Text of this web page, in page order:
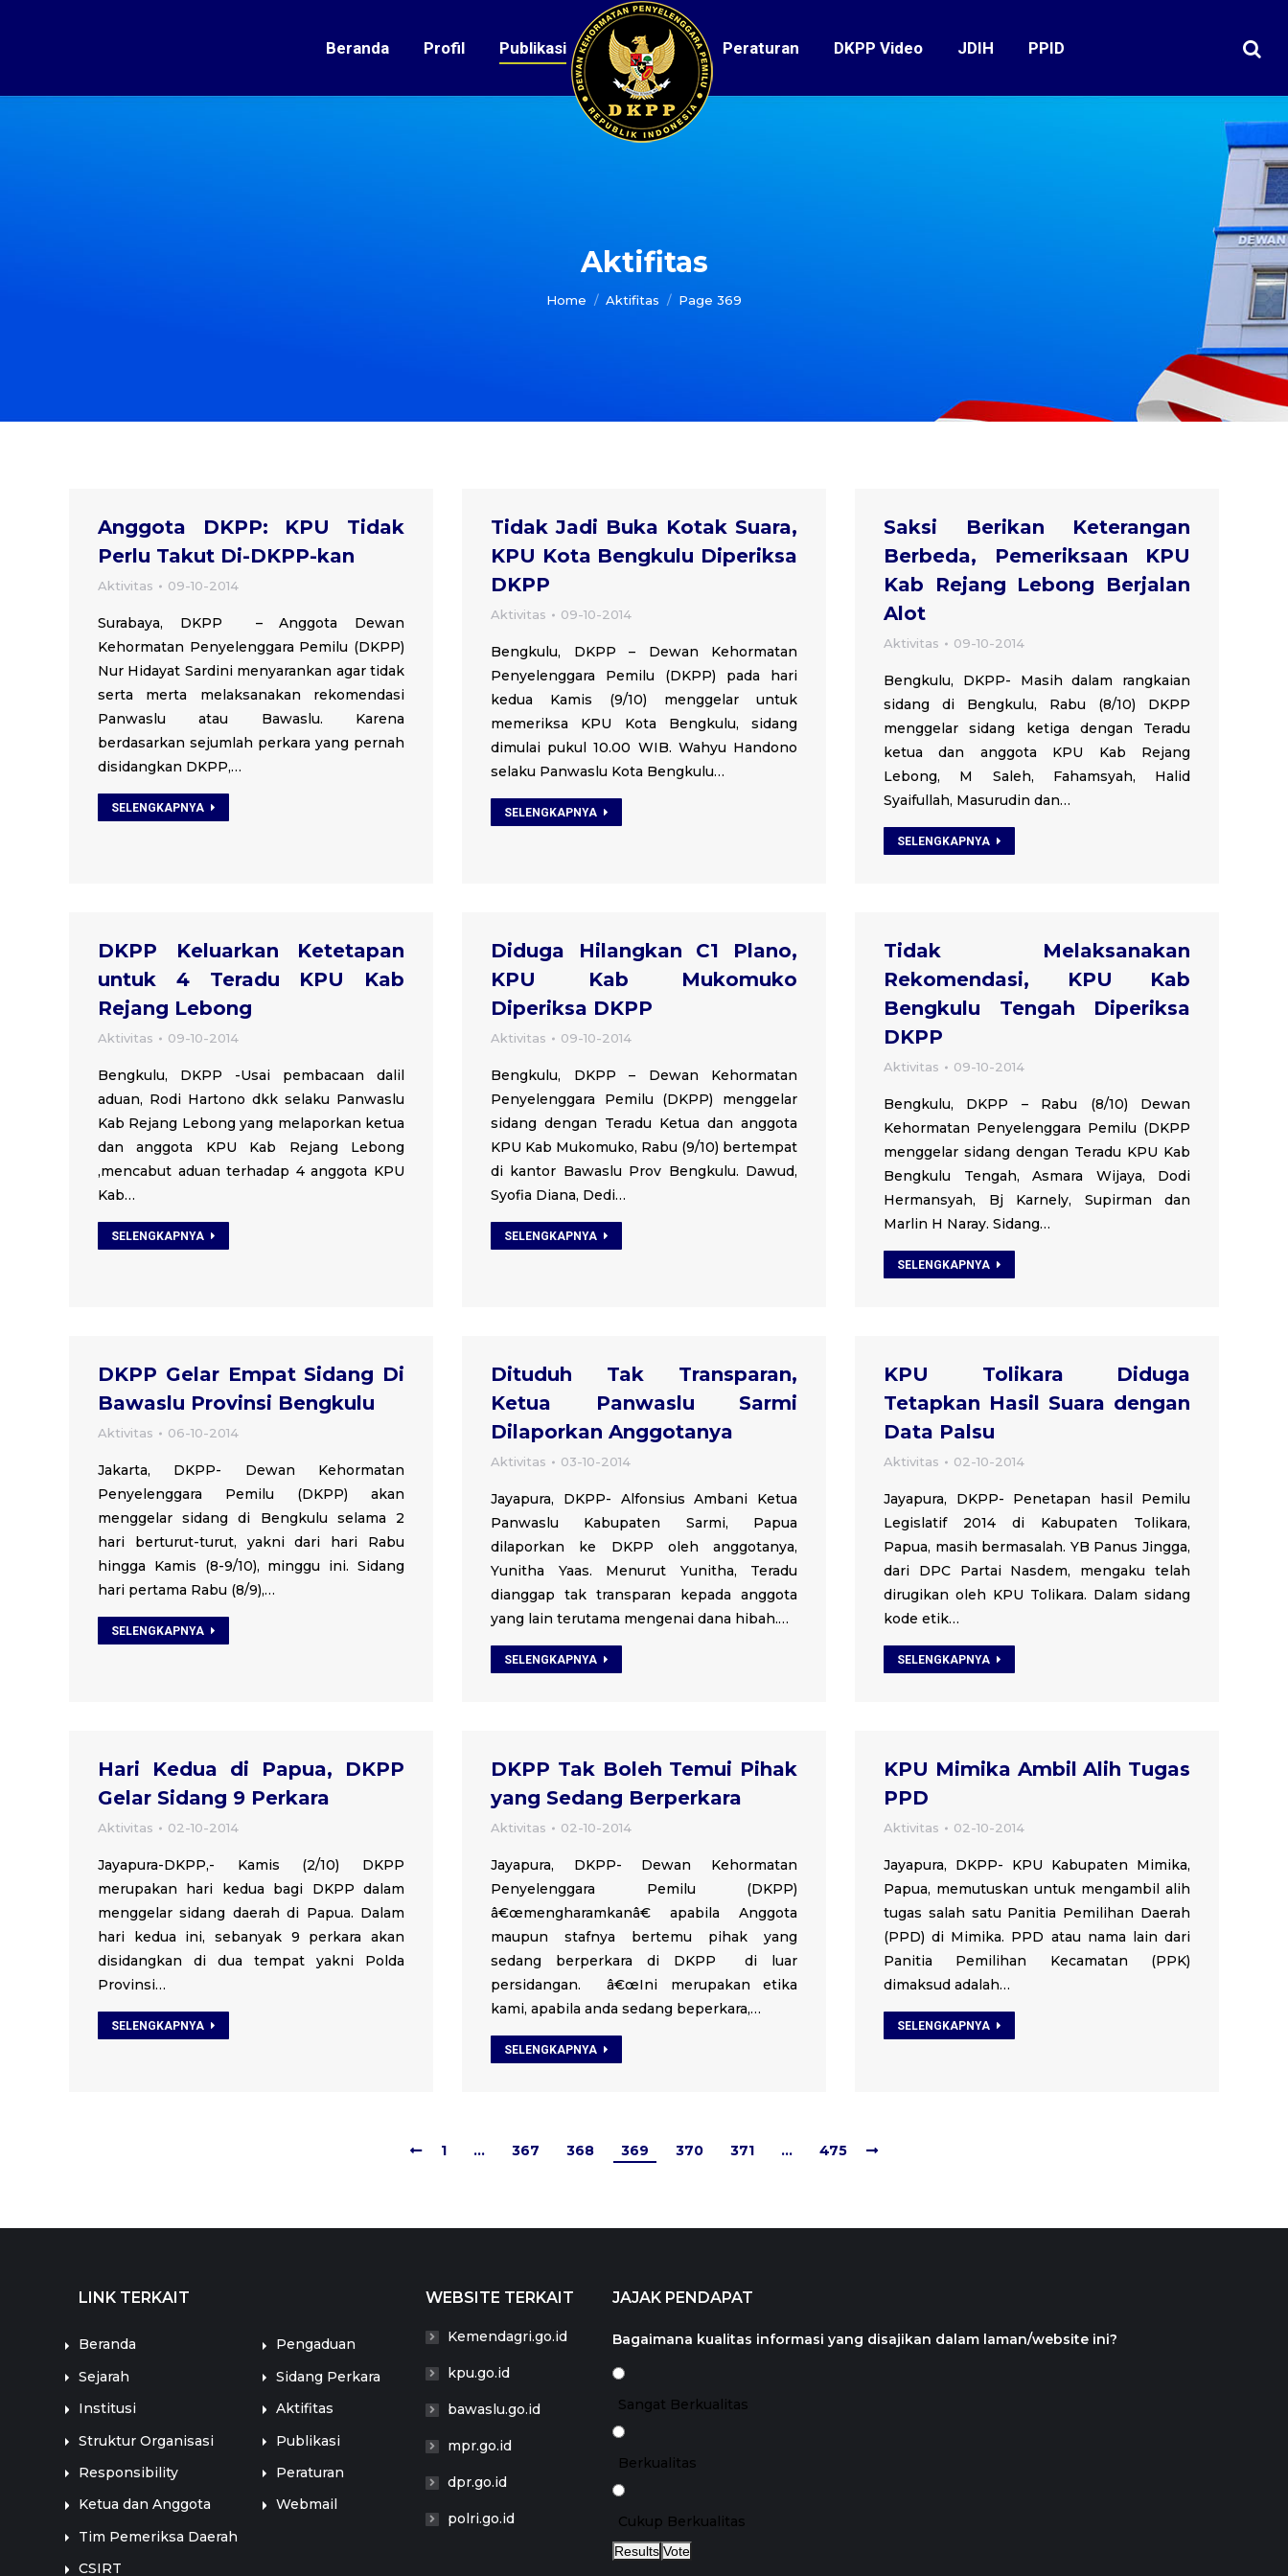
Beranda Profil Publikasi Peraturan DKPP Video JDIH PPID
Aktifitas
You are here:
Home Aktifitas Page 369
Anggota DKPP: KPU Tidak
Perlu Takut Di-DKPP-kan
Aktivitas 09-10-2014
Surabaya, DKPP – Anggota Dewan
Kehormatan Penyelenggara Pemilu (DKPP)
Nur Hidayat Sardini menyarankan agar tidak
serta merta melaksanakan rekomendasi
Panwaslu atau Bawaslu. Karena
berdasarkan sejumlah perkara yang pernah
disidangkan DKPP,…
SELENGKAPNYA
Tidak Jadi Buka Kotak Suara,
KPU Kota Bengkulu Diperiksa
DKPP
Aktivitas 09-10-2014
Bengkulu, DKPP – Dewan Kehormatan
Penyelenggara Pemilu (DKPP) pada hari
kedua Kamis (9/10) menggelar untuk
memeriksa KPU Kota Bengkulu, sidang
dimulai pukul 10.00 WIB. Wahyu Handono
selaku Panwaslu Kota Bengkulu…
SELENGKAPNYA
Saksi Berikan Keterangan
Berbeda, Pemeriksaan KPU
Kab Rejang Lebong Berjalan
Alot
Aktivitas 09-10-2014
Bengkulu, DKPP- Masih dalam rangkaian
sidang di Bengkulu, Rabu (8/10) DKPP
menggelar sidang ketiga dengan Teradu
ketua dan anggota KPU Kab Rejang
Lebong, M Saleh, Fahamsyah, Halid
Syaifullah, Masurudin dan…
SELENGKAPNYA
DKPP Keluarkan Ketetapan
untuk 4 Teradu KPU Kab
Rejang Lebong
Aktivitas 09-10-2014
Bengkulu, DKPP -Usai pembacaan dalil
aduan, Rodi Hartono dkk selaku Panwaslu
Kab Rejang Lebong yang melaporkan ketua
dan anggota KPU Kab Rejang Lebong
,mencabut aduan terhadap 4 anggota KPU
Kab…
SELENGKAPNYA
Diduga Hilangkan C1 Plano,
KPU Kab Mukomuko
Diperiksa DKPP
Aktivitas 09-10-2014
Bengkulu, DKPP – Dewan Kehormatan
Penyelenggara Pemilu (DKPP) menggelar
sidang dengan Teradu Ketua dan anggota
KPU Kab Mukomuko, Rabu (9/10) bertempat
di kantor Bawaslu Prov Bengkulu. Dawud,
Syofia Diana, Dedi…
SELENGKAPNYA
Tidak Melaksanakan
Rekomendasi, KPU Kab
Bengkulu Tengah Diperiksa
DKPP
Aktivitas 09-10-2014
Bengkulu, DKPP – Rabu (8/10) Dewan
Kehormatan Penyelenggara Pemilu (DKPP
menggelar sidang dengan Teradu KPU Kab
Bengkulu Tengah, Asmara Wijaya, Dodi
Hermansyah, Bj Karnely, Supirman dan
Marlin H Naray. Sidang…
SELENGKAPNYA
DKPP Gelar Empat Sidang Di
Bawaslu Provinsi Bengkulu
Aktivitas 06-10-2014
Jakarta, DKPP- Dewan Kehormatan
Penyelenggara Pemilu (DKPP) akan
menggelar sidang di Bengkulu selama 2
hari berturut-turut, yakni dari hari Rabu
hingga Kamis (8-9/10), minggu ini. Sidang
hari pertama Rabu (8/9),…
SELENGKAPNYA
Dituduh Tak Transparan,
Ketua Panwaslu Sarmi
Dilaporkan Anggotanya
Aktivitas 03-10-2014
Jayapura, DKPP- Alfonsius Ambani Ketua
Panwaslu Kabupaten Sarmi, Papua
dilaporkan ke DKPP oleh anggotanya,
Yunitha Yaas. Menurut Yunitha, Teradu
dianggap tak transparan kepada anggota
yang lain terutama mengenai dana hibah.…
SELENGKAPNYA
KPU Tolikara Diduga
Tetapkan Hasil Suara dengan
Data Palsu
Aktivitas 02-10-2014
Jayapura, DKPP- Penetapan hasil Pemilu
Legislatif 2014 di Kabupaten Tolikara,
Papua, masih bermasalah. YB Panus Jingga,
dari DPC Partai Nasdem, mengaku telah
dirugikan oleh KPU Tolikara. Dalam sidang
kode etik…
SELENGKAPNYA
Hari Kedua di Papua, DKPP
Gelar Sidang 9 Perkara
Aktivitas 02-10-2014
Jayapura-DKPP,- Kamis (2/10) DKPP
merupakan hari kedua bagi DKPP dalam
menggelar sidang daerah di Papua. Dalam
hari kedua ini, sebanyak 9 perkara akan
disidangkan di dua tempat yakni Polda
Provinsi…
SELENGKAPNYA
DKPP Tak Boleh Temui Pihak
yang Sedang Berperkara
Aktivitas 02-10-2014
Jayapura, DKPP- Dewan Kehormatan
Penyelenggara Pemilu (DKPP)
â€œmengharamkanâ€ apabila Anggota
maupun stafnya bertemu pihak yang
sedang berperkara di DKPP di luar
persidangan. â€œIni merupakan etika
kami, apabila anda sedang beperkara,…
SELENGKAPNYA
KPU Mimika Ambil Alih Tugas
PPD
Aktivitas 02-10-2014
Jayapura, DKPP- KPU Kabupaten Mimika,
Papua, memutuskan untuk mengambil alih
tugas salah satu Panitia Pemilihan Daerah
(PPD) di Mimika. PPD atau nama lain dari
Panitia Pemilihan Kecamatan (PPK)
dimaksud adalah…
SELENGKAPNYA
1 … 367 368 369 370 371 … 475
LINK TERKAIT
Beranda
Sejarah
Institusi
Struktur Organisasi
Responsibility
Ketua dan Anggota
Tim Pemeriksa Daerah
CSIRT
Pengaduan
Sidang Perkara
Aktifitas
Publikasi
Peraturan
Webmail
WEBSITE TERKAIT
Kemendagri.go.id
kpu.go.id
bawaslu.go.id
mpr.go.id
dpr.go.id
polri.go.id
JAJAK PENDAPAT
Bagaimana kualitas informasi yang disajikan dalam laman/website ini?
Sangat Berkualitas
Berkualitas
Cukup Berkualitas
Results Vote